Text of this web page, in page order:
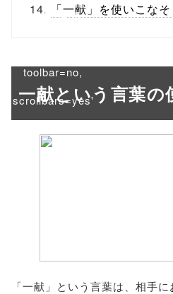
height=450,
toolbar=no,
scrollbars=yes'
「一献」を使いこなそ
一献という言葉の
「一献」という言葉は、相手